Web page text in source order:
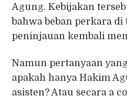
Agung. Kebijakan
bahwa beban perkara
peninjauan kembali
Namun pertanyaan
apakah hanya Hakim
asisten? Atau secara a